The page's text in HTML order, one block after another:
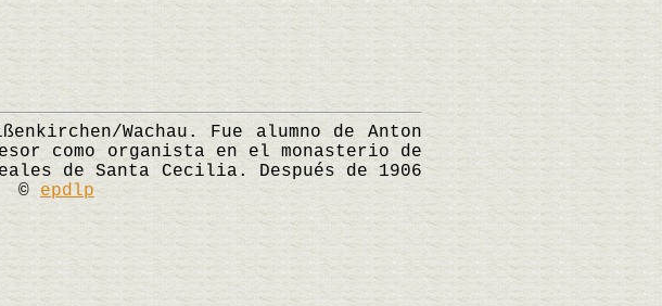
Wachau. Fue alumno de Anton
como organista en el monasterio de
de Santa Cecilia. Después de 1906
©epdlp